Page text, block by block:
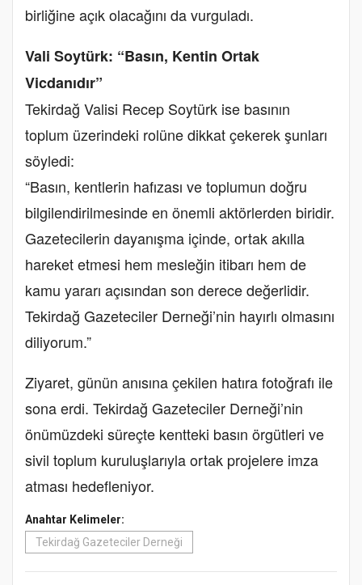
birliğine açık olacağını da vurguladı.
Vali Soytürk: “Basın, Kentin Ortak
Vicdanıdır”
Tekirdağ Valisi Recep Soytürk ise basının
toplum üzerindeki rolüne dikkat çekerek şunları
söyledi:
“Basın, kentlerin hafızası ve toplumun doğru
bilgilendirilmesinde en önemli aktörlerden biridir.
Gazetecilerin dayanışma içinde, ortak akılla
hareket etmesi hem mesleğin itibarı hem de
kamu yararı açısından son derece değerlidir.
Tekirdağ Gazeteciler Derneği’nin hayırlı olmasını
diliyorum.”
Ziyaret, günün anısına çekilen hatıra fotoğrafı ile
sona erdi. Tekirdağ Gazeteciler Derneği’nin
önümüzdeki süreçte kentteki basın örgütleri ve
sivil toplum kuruluşlarıyla ortak projelere imza
atması hedefleniyor.
Anahtar Kelimeler:
Tekirdağ Gazeteciler Derneği